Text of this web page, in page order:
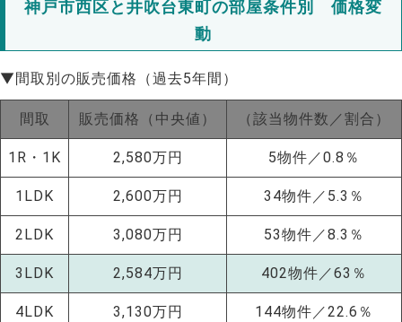
神戸市西区と井吹台東町の部屋条件別 価格変
動
▼間取別の販売価格（過去5年間）
間取 販売価格（中央値） （該当物件数／割合）
1R・1K 2,580万円 5物件／0.8％
1LDK 2,600万円 34物件／5.3％
2LDK 3,080万円 53物件／8.3％
3LDK 2,584万円 402物件／63％
4LDK 3,130万円 144物件／22.6％